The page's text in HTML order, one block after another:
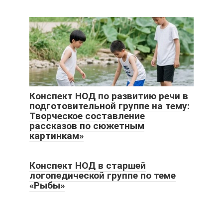
Конспект НОД по развитию речи в
подготовительной группе на тему:
Творческое составление
рассказов по сюжетным
картинкам»
Конспект НОД в старшей
логопедической группе по теме
«Рыбы»